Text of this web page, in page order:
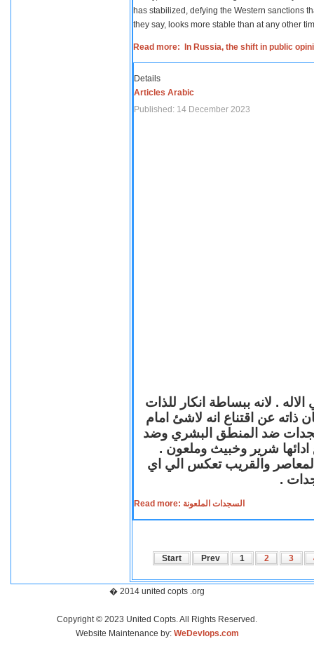
has stabilized, defying the Western sanctions
they say, looks more stable than at any other
Read more: In Russia, the shift in public
Details
Articles Arabic
Published: 14 December 2023
. لانه ببساطة انكار للذات
ذاته عن اقتناع انه لاشئ امام
ضد المنطق البشري وضد
ادائها شرير وخبيث وملعون .
المعاصر والقريب تعكس الي اي
.
Read more: السجدات الملعونة
Start Prev 1 2 3
� 2014 united copts .org
Copyright © 2023 United Copts. All Rights Reserved.
Website Maintenance by: WeDevlops.com